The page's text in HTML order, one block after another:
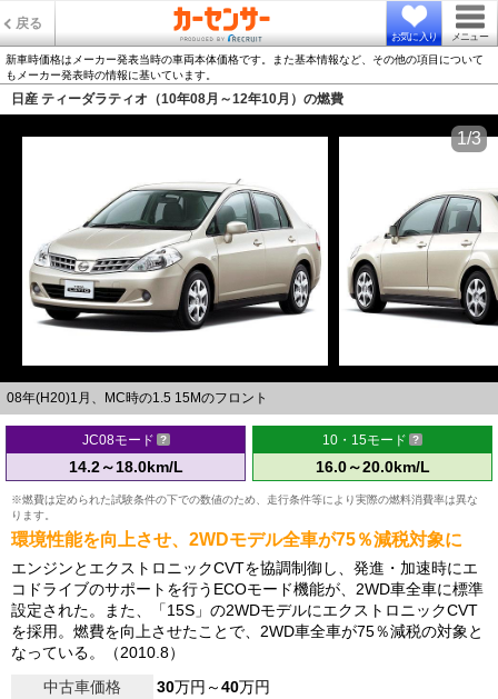
戻る
お気に入り メニュー
新車時価格はメーカー発表当時の車両本体価格です。また基本情報など、その他の項目について
もメーカー発表時の情報に基いています。
日産 ティーダラティオ（10年08月～12年10月）の燃費
08年(H20)1月、MC時の1.5 15Mのフロント
1/3
JC08モード
14.2～18.0km/L
10・15モード
16.0～20.0km/L
※燃費は定められた試験条件の下での数値のため、走行条件等により実際の燃料消費率は異な
ります。
環境性能を向上させ、2WDモデル全車が75％減税対象に
エンジンとエクストロニックCVTを協調制御し、発進・加速時にエ
コドライブのサポートを行うECOモード機能が、2WD車全車に標準
設定された。また、「15S」の2WDモデルにエクストロニックCVT
を採用。燃費を向上させたことで、2WD車全車が75％減税の対象と
なっている。（2010.8）
中古車価格
30万円～40万円